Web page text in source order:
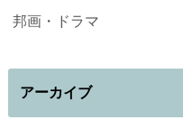
邦画・ドラマ
アーカイブ